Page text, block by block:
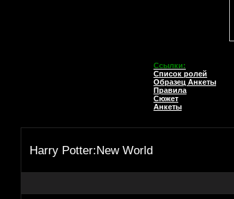
Ссылки:
Список ролей
Образец Анкеты
Правила
Сюжет
Анкеты
Harry Potter:New World